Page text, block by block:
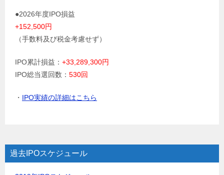
●2026年度IPO損益
+152,500円
（手数料及び税金考慮せず）
IPO累計損益： +33,289,300円
IPO総当選回数： 530回
・ IPO実績の詳細はこちら
過去IPOスケジュール